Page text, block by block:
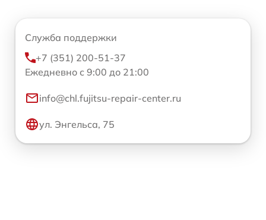
Служба поддержки
+7 (351) 200-51-37
Ежедневно с 9:00 до 21:00
info@chl.fujitsu-repair-center.ru
ул. Энгельса, 75